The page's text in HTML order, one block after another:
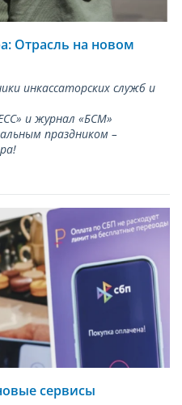
Отрасль на новом
инкассаторских служб и
и журнал «БСМ»
праздником –
сервисы